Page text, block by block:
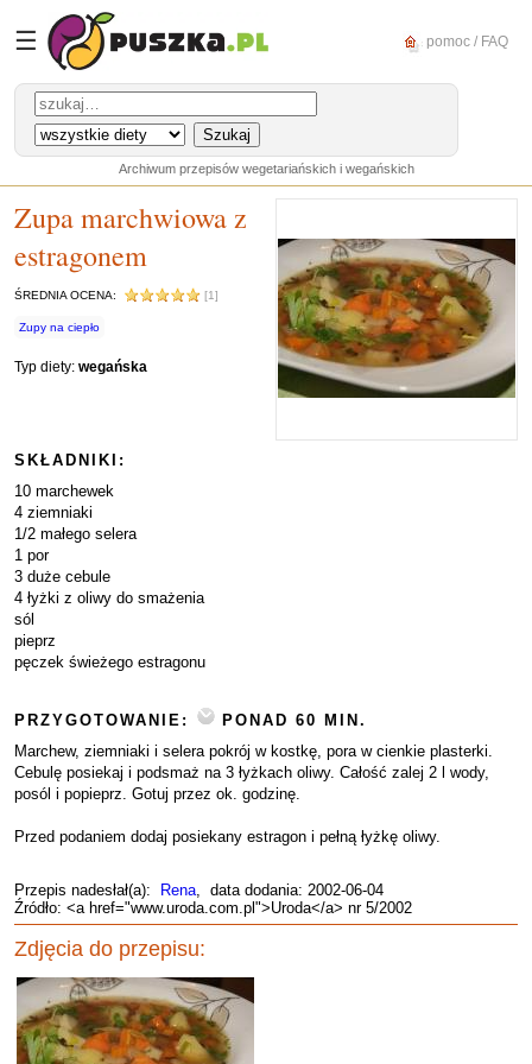
☰ pomoc / FAQ
Archiwum przepisów wegetariańskich i wegańskich
Zupa marchwiowa z
estragonem
ŚREDNIA OCENA: [1]
Zupy na ciepło
Typ diety: wegańska
SKŁADNIKI:
10 marchewek
4 ziemniaki
1/2 małego selera
1 por
3 duże cebule
4 łyżki z oliwy do smażenia
sól
pieprz
pęczek świeżego estragonu
PRZYGOTOWANIE:
PONAD 60 MIN.
Marchew, ziemniaki i selera pokrój w kostkę, pora w cienkie plasterki.
Cebulę posiekaj i podsmaż na 3 łyżkach oliwy. Całość zalej 2 l wody,
posól i popieprz. Gotuj przez ok. godzinę.
Przed podaniem dodaj posiekany estragon i pełną łyżkę oliwy.
Przepis nadesłał(a): Rena, data dodania: 2002-06-04
Źródło: <a href="www.uroda.com.pl">Uroda</a> nr 5/2002
Zdjęcia do przepisu: